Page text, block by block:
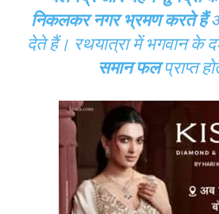
निकलकर नगर भ्रमण करते हैं
देते हैं। रथयात्रा में भगवान के
समान फलप्राप्त